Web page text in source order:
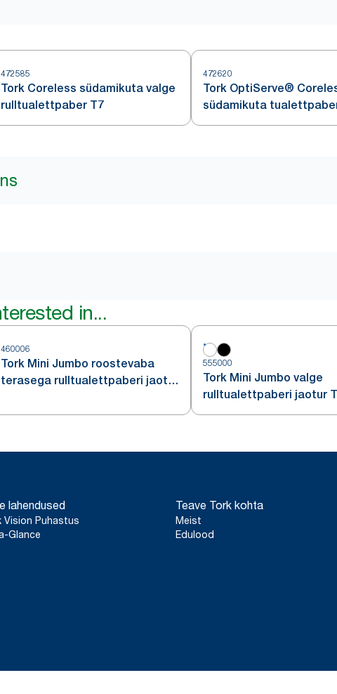
472585
Tork Coreless südamikuta valge
rulltualettpaber T7
472620
Tork OptiServe®
südamikuta
in...
460006
Tork Mini Jumbo roostevaba
terasega rulltualettpaberi jaotur
555000
Tork Mini Jumbo valge
rulltualettpaberi jaotur
lahendused
Vision Puhastus
Glance
Teave Tork kohta
Meist
Edulood